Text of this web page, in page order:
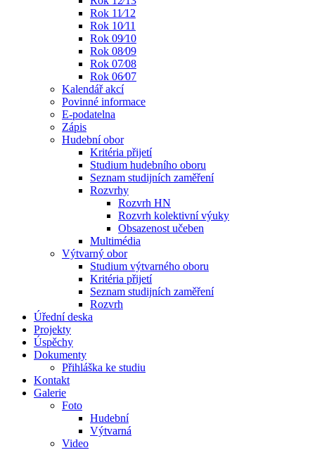
Rok 11⁄12
Rok 10⁄11
Rok 09⁄10
Rok 08⁄09
Rok 07⁄08
Rok 06⁄07
Kalendář akcí
Povinné informace
E-podatelna
Zápis
Hudební obor
Kritéria přijetí
Studium hudebního oboru
Seznam studijních zaměření
Rozvrhy
Rozvrh HN
Rozvrh kolektivní výuky
Obsazenost učeben
Multimédia
Výtvarný obor
Studium výtvarného oboru
Kritéria přijetí
Seznam studijních zaměření
Rozvrh
Úřední deska
Projekty
Úspěchy
Dokumenty
Přihláška ke studiu
Kontakt
Galerie
Foto
Hudební
Výtvarná
Video